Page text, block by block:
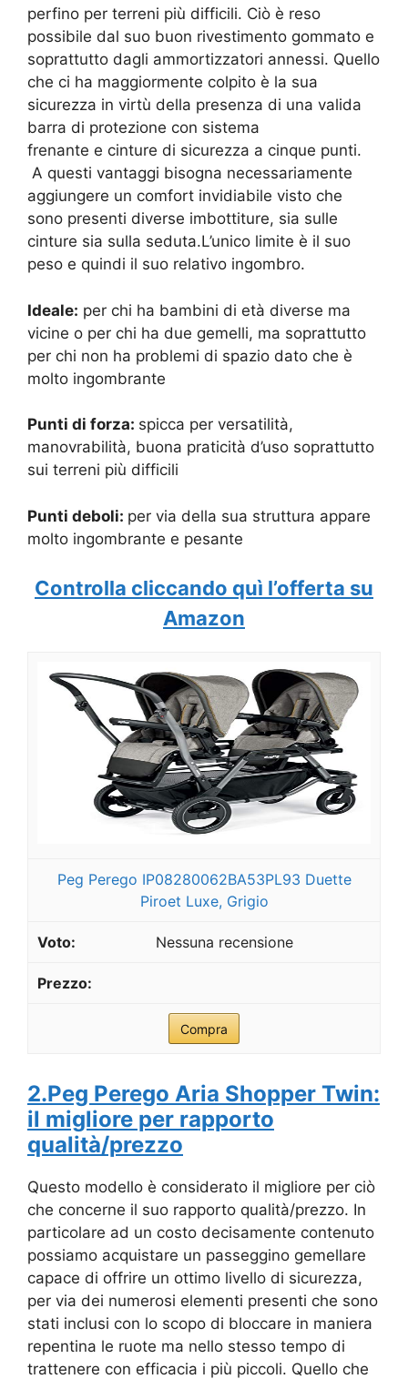
perfino per terreni più difficili. Ciò è reso
possibile dal suo buon rivestimento gommato e
soprattutto dagli ammortizzatori annessi. Quello
che ci ha maggiormente colpito è la sua
sicurezza in virtù della presenza di una valida
barra di protezione con sistema
frenante e cinture di sicurezza a cinque punti.
A questi vantaggi bisogna necessariamente
aggiungere un comfort invidiabile visto che
sono presenti diverse imbottiture, sia sulle
cinture sia sulla seduta.L’unico limite è il suo
peso e quindi il suo relativo ingombro.
Ideale: per chi ha bambini di età diverse ma
vicine o per chi ha due gemelli, ma soprattutto
per chi non ha problemi di spazio dato che è
molto ingombrante
Punti di forza: spicca per versatilità,
manovrabilità, buona praticità d’uso soprattutto
sui terreni più difficili
Punti deboli: per via della sua struttura appare
molto ingombrante e pesante
Controlla cliccando quì l’offerta su
Amazon
Peg Perego IP08280062BA53PL93 Duette
Piroet Luxe, Grigio
Nessuna recensione
Compra
2.Peg Perego Aria Shopper Twin:
il migliore per rapporto
qualità/prezzo
Questo modello è considerato il migliore per ciò
che concerne il suo rapporto qualità/prezzo. In
particolare ad un costo decisamente contenuto
possiamo acquistare un passeggino gemellare
capace di offrire un ottimo livello di sicurezza,
per via dei numerosi elementi presenti che sono
stati inclusi con lo scopo di bloccare in maniera
repentina le ruote ma nello stesso tempo di
trattenere con efficacia i più piccoli. Quello che